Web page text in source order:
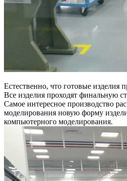
Естественно, что готовые изделия
Все изделия проходят финальную
Самое интересное производство
моделирования новую форму
компьютерного моделирования.